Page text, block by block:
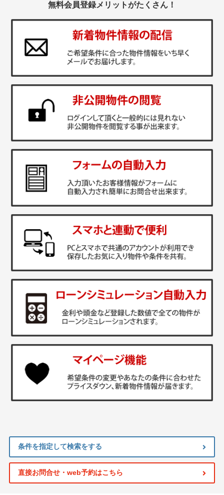
無料会員登録メリットがたくさん！
条件を指定して検索をする
直接お問合せ・web予約はこちら